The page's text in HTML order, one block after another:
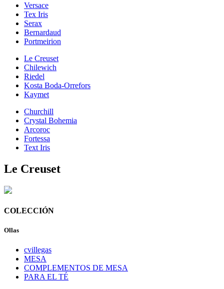
Versace
Tex Iris
Serax
Bernardaud
Portmeirion
Le Creuset
Chilewich
Riedel
Kosta Boda-Orrefors
Kaymet
Churchill
Crystal Bohemia
Arcoroc
Fortessa
Text Iris
Le Creuset
COLECCIÓN
Ollas
cvillegas
MESA
COMPLEMENTOS DE MESA
PARA EL TÉ